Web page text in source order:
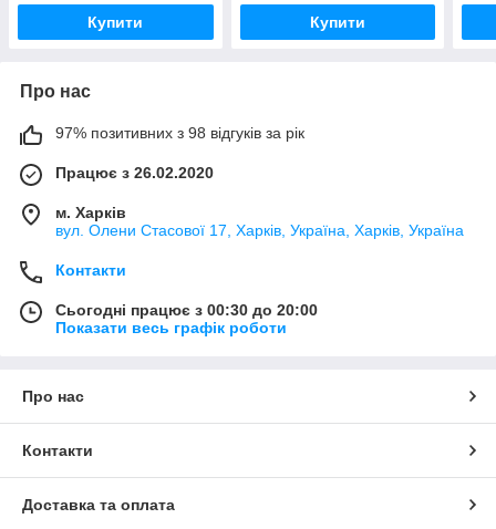
Купити Купити
Про нас
97% позитивних з 98 відгуків за рік
Працює з 26.02.2020
м. Харків
вул. Олени Стасової 17, Харків, Україна, Харків, Україна
Контакти
Сьогодні працює з 00:30 до 20:00
Показати весь графік роботи
Про нас
Контакти
Доставка та оплата